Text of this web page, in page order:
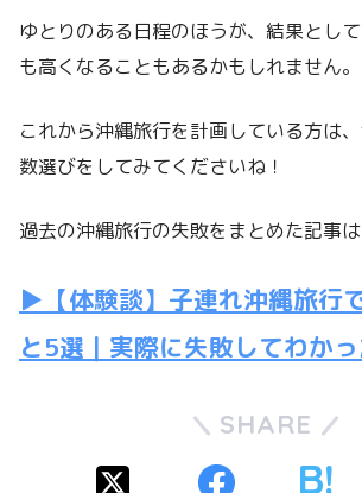
ゆとりのある日程のほうが、結果とし
も高くなることもあるかもしれません。
これから沖縄旅行を計画している方は
数選びをしてみてくださいね！
過去の沖縄旅行の失敗をまとめた記事は
▶【体験談】子連れ沖縄旅行
と5選｜実際に失敗してわか
SHARE